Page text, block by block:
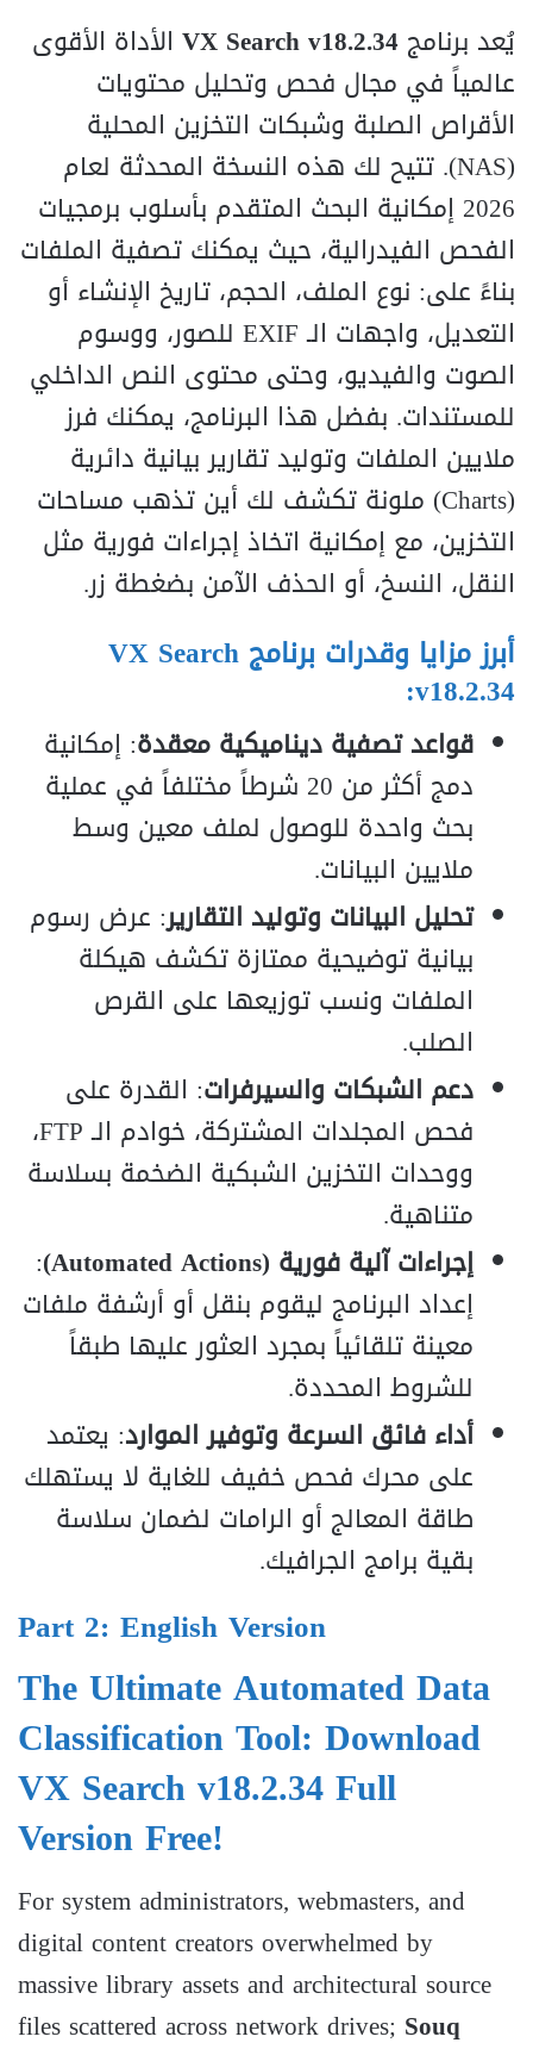
يُعد برنامج VX Search v18.2.34 الأداة الأقوى
عالمياً في مجال فحص وتحليل محتويات
الأقراص الصلبة وشبكات التخزين المحلية
(
NAS
). تتيح لك هذه النسخة المحدثة لعام
2026 إمكانية البحث المتقدم بأسلوب برمجيات
الفحص الفيدرالية، حيث يمكنك تصفية الملفات
بناءً على: نوع الملف، الحجم، تاريخ الإنشاء أو
التعديل، واجهات الـ
EXIF
للصور، ووسوم
الصوت والفيديو، وحتى محتوى النص الداخلي
للمستندات. بفضل هذا البرنامج، يمكنك فرز
ملايين الملفات وتوليد تقارير بيانية دائرية
(
Charts
) ملونة تكشف لك أين تذهب مساحات
التخزين، مع إمكانية اتخاذ إجراءات فورية مثل
النقل، النسخ، أو الحذف الآمن بضغطة زر.
أبرز مزايا وقدرات برنامج VX Search
v18.2.34:
قواعد تصفية ديناميكية معقدة: إمكانية
دمج أكثر من 20 شرطاً مختلفاً في عملية
بحث واحدة للوصول لملف معين وسط
ملايين البيانات.
تحليل البيانات وتوليد التقارير: عرض رسوم
بيانية توضيحية ممتازة تكشف هيكلة
الملفات ونسب توزيعها على القرص
الصلب.
دعم الشبكات والسيرفرات: القدرة على
فحص المجلدات المشتركة، خوادم الـFTP،
ووحدات التخزين الشبكية الضخمة بسلاسة
متناهية.
إجراءات آلية فورية (
AutomatedActions
)
:
إعداد البرنامج ليقوم بنقل أو أرشفة ملفات
معينة تلقائياً بمجرد العثور عليها طبقاً
للشروط المحددة.
أداء فائق السرعة وتوفير الموارد: يعتمد
على محرك فحص خفيف للغاية لا يستهلك
طاقة المعالج أو الرامات لضمان سلاسة
بقية برامج الجرافيك.
Part 2: English Version
The Ultimate Automated Data
Classification Tool: Download
VX Search v18.2.34 Full
Version Free!
For system administrators, webmasters, and
digital content creators overwhelmed by
massive library assets and architectural source
files scattered across network drives; Souq